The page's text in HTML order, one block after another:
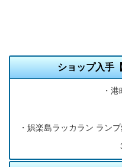
ショップ入手
・
・娯楽島ラッカラン ラン